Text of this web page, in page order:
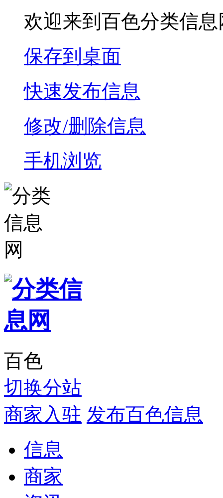
欢迎来到百色分类信息
保存到桌面
快速发布信息
修改/删除信息
手机浏览
百色
切换分站
商家入驻 发布百色信息
信息
商家